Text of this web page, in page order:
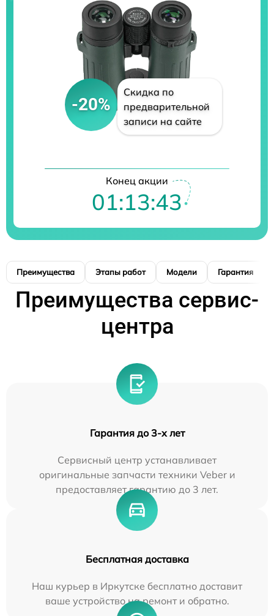
-20%
Скидка по
предварительной
записи на сайте
Конец акции
01:13:42
Преимущества Этапы работ Модели Гарантия
Преимущества сервис-
центра
Гарантия до 3-х лет
Сервисный центр устанавливает
оригинальные запчасти техники Veber и
предоставляет гарантию до 3 лет.
Бесплатная доставка
Наш курьер в Иркутске бесплатно доставит
ваше устройство на ремонт и обратно.